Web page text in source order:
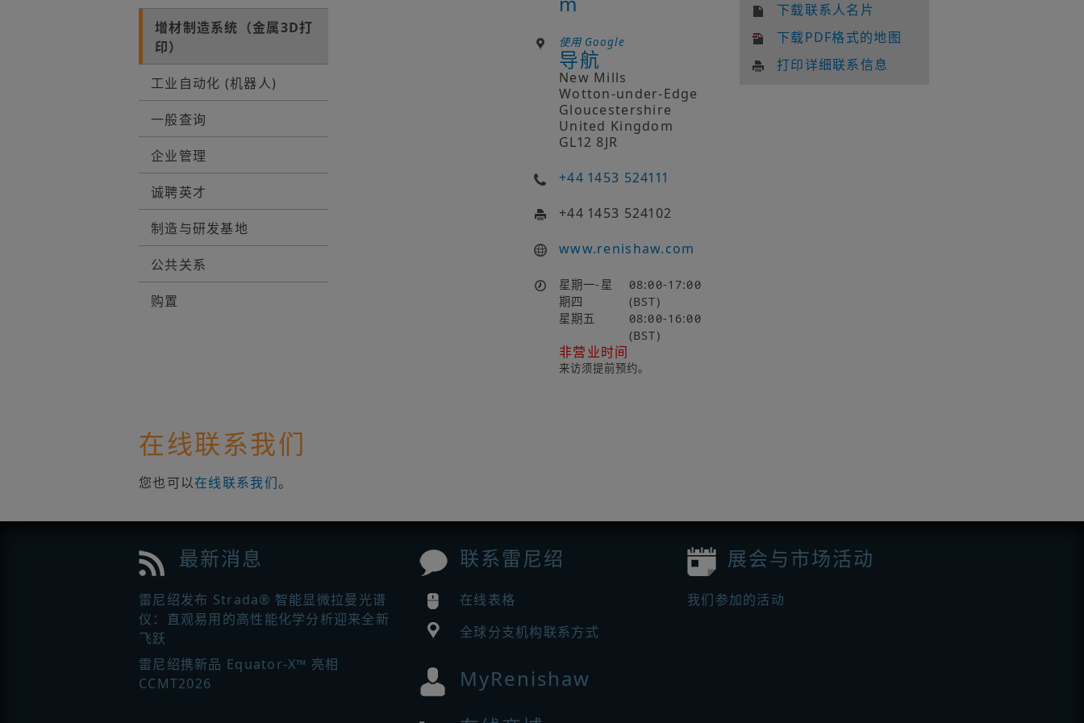
增材制造系统（金属3D打
印）
工业自动化 (机器人)
一般查询
企业管理
诚聘英才
制造与研发基地
公共关系
购置
使用 Google
导航
New Mills
Wotton-under-Edge
Gloucestershire
United Kingdom
GL12 8JR
+44 1453 524111
+44 1453 524102
www​.renishaw​.com
星期一-星
期四
08:00-17:00
(BST)
星期五
08:00-16:00
(BST)
非营业时间
来访须提前预约。
下载联系人名片
下载PDF格式的地图
打印详细联系信息
在线联系我们
您也可以在线联系我们。
最新消息
雷尼绍发布 Strada® 智能显微拉曼光谱
仪：直观易用的高性能化学分析迎来全新
飞跃
雷尼绍携新品 Equator-X™ 亮相
CCMT2026
联系雷尼绍
在线表格
全球分支机构联系方式
MyRenishaw
展会与市场活动
我们参加的活动